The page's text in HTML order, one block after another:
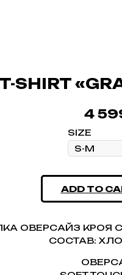
T-SHIRT
4
SIZE
ADD TO
ОВЕРСАЙЗ КРОЯ
СОСТАВ: